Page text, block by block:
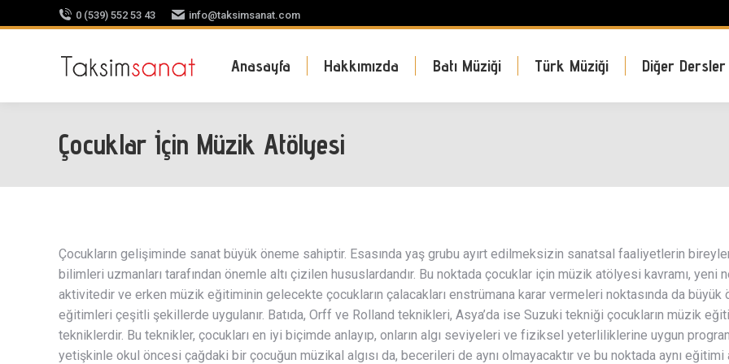
0 (539) 552 53 43 info@taksimsanat.com
Anasayfa Hakkımızda Batı Müziği Türk Müziği Diğer Dersler
Çocuklar İçin Müzik Atölyesi
Çocukların gelişiminde sanat büyük öneme sahiptir. Esasında yaş grubu ayırt edilmeksizin sanatsal faaliyetlerin
bilimleri uzmanları tarafından önemle altı çizilen hususlardandır. Bu noktada çocuklar için müzik atölyesi kavramı,
aktivitedir ve erken müzik eğitiminin gelecekte çocukların çalacakları enstrümana karar vermeleri noktasında da
eğitimleri çeşitli şekillerde uygulanır. Batıda, Orff ve Rolland teknikleri, Asya’da ise Suzuki tekniği çocukların müzik
tekniklerdir. Bu teknikler, çocukları en iyi biçimde anlayıp, onların algı seviyeleri ve fiziksel yeterliliklerine uygun
yetişkinle okul öncesi çağdaki bir çocuğun müzikal algısı da, becerileri de aynı olmayacaktır ve bu noktada aynı